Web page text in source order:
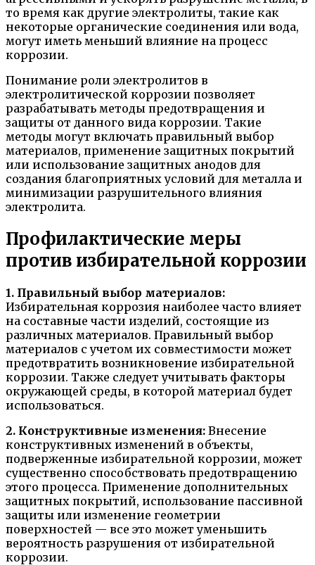
то время как другие электролиты, такие как
некоторые органические соединения или вода,
могут иметь меньший влияние на процесс
коррозии.
Понимание роли электролитов в
электролитической коррозии позволяет
разрабатывать методы предотвращения и
защиты от данного вида коррозии. Такие
методы могут включать правильный выбор
материалов, применение защитных покрытий
или использование защитных анодов для
создания благоприятных условий для металла и
минимизации разрушительного влияния
электролита.
Профилактические меры
против избирательной коррозии
1. Правильный выбор материалов:
Избирательная коррозия наиболее часто влияет
на составные части изделий, состоящие из
различных материалов. Правильный выбор
материалов с учетом их совместимости может
предотвратить возникновение избирательной
коррозии. Также следует учитывать факторы
окружающей среды, в которой материал будет
использоваться.
2. Конструктивные изменения: Внесение
конструктивных изменений в объекты,
подверженные избирательной коррозии, может
существенно способствовать предотвращению
этого процесса. Применение дополнительных
защитных покрытий, использование пассивной
защиты или изменение геометрии
поверхностей — все это может уменьшить
вероятность разрушения от избирательной
коррозии.